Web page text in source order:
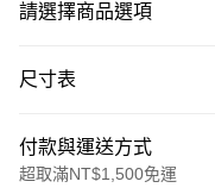
請選擇商品選項
尺寸表
付款與運送方式
超取滿NT$1,500免運